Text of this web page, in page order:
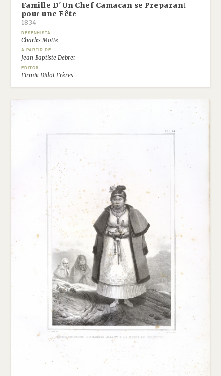
Famille D'Un Chef Camacan se Preparant
pour une Fête
1834
DESENHISTA
Charles Motte
A PARTIR DE
Jean-Baptiste Debret
EDITOR
Firmin Didot Frères